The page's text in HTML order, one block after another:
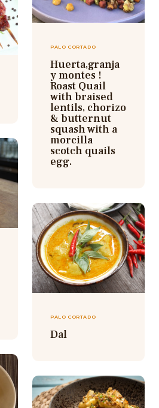
PALO CORTADO
Huerta,granja
y montes !
Roast Quail
with braised
lentils, chorizo
& butternut
squash with a
morcilla
scotch quails
egg.
PALO CORTADO
Dal